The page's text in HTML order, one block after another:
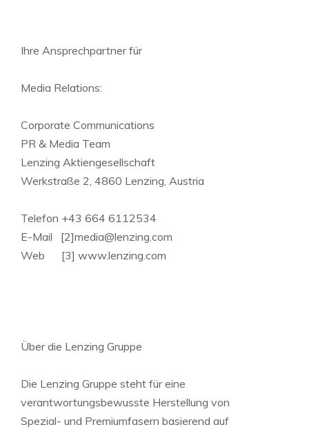
Ihre Ansprechpartner für
Media Relations:
Corporate Communications
PR & Media Team
Lenzing Aktiengesellschaft
Werkstraße 2, 4860 Lenzing, Austria
Telefon +43 664 6112534
E-Mail [2]media@lenzing.com
Web [3] www.lenzing.com
Über die Lenzing Gruppe
Die Lenzing Gruppe steht für eine
verantwortungsbewusste Herstellung von
Spezial- und Premiumfasern basierend auf